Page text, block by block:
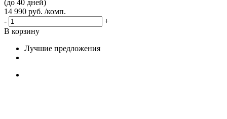
(до 40 дней)
14 990 руб. /комп.
-
+
В корзину
Лучшие предложения